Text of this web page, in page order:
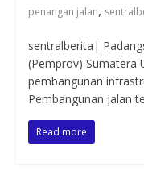
penangan jalan,
sentralberita|
(Pemprov) Sumatera
pembangunan
Pembangunan jalan
Read more